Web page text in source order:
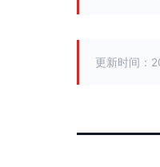
更新时间：